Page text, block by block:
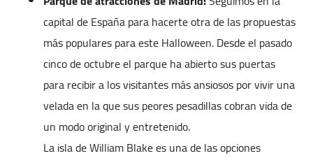
capital de España para hacerte otra de las propuestas
más populares para este Halloween. Desde el pasado
cinco de octubre el parque ha abierto sus puertas
para recibir a los visitantes más ansiosos por vivir una
velada en la que sus peores pesadillas cobran vida de
un modo original y entretenido.
La isla de William Blake es una de las opciones